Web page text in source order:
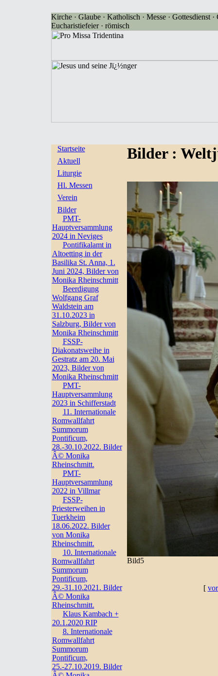
Kirche · Glaube · Katholisch · Messe · Gottesdienst
Eucharistiefeier · römisch
Startseite
Aktuell
Liturgie
Hl. Messen
Verein
Bilder
PMT-
Hauptversammlung
2024 in Neviges
Pontifikalamt in
Altoetting in der
Basilika St. Anna, 1.
Juni 2024, Bilder von
Monika Rheinschmitt
Beerdigung
Wolfgang Graf
Waldstein am
31.10.2023 in
Salzburg, Bilder von
Monika Rheinschmitt
FSSP-
Diakonatsweihe in
Gestratz am 20. Mai
2023, Bilder von
Monika Rheinschmitt
PMT-
Hauptversammlung
2023 in Schifferstadt
11. Internationale
Romwallfahrt
Summorum
Pontificum,
28.-30.10.2022. Bilder
Â© Monika
Rheinschmitt.
PMT-
Hauptversammlung
2022 in Villmar
FSSP-
Priesterweihen in
Tuerkheim
18.06.2022. Bilder
von Monika
Rheinschmitt.
10. Internationale
Romwallfahrt
Summorum
Pontificum,
29.-31.10.2021. Bilder
Â© Monika
Rheinschmitt.
Klaus Kambach +
20.1.2020 RIP
8. Internationale
Romwallfahrt
Summorum
Pontificum,
25.-27.10.2019. Bilder
Bilder :
Bild5
[